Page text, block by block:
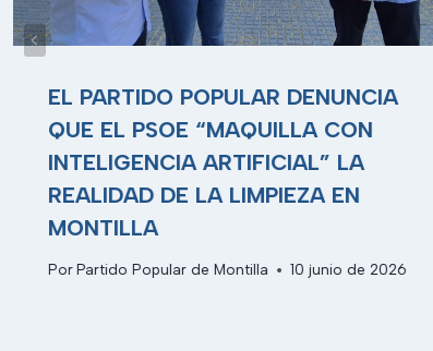
EL PARTIDO POPULAR DENUNCIA
QUE EL PSOE “MAQUILLA CON
INTELIGENCIA ARTIFICIAL” LA
REALIDAD DE LA LIMPIEZA EN
MONTILLA
PorPartido Popular de Montilla 10 junio de 2026